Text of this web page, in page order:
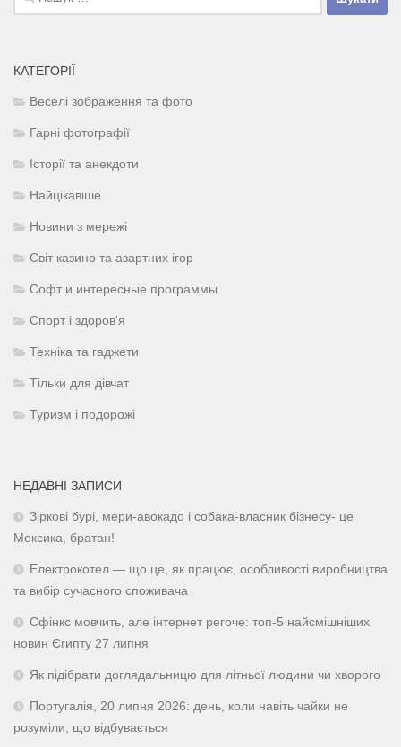
КАТЕГОРІЇ
Веселі зображення та фото
Гарні фотографії
Історії та анекдоти
Найцікавіше
Новини з мережі
Світ казино та азартних ігор
Софт и интересные программы
Спорт і здоров'я
Техніка та гаджети
Тільки для дівчат
Туризм і подорожі
НЕДАВНІ ЗАПИСИ
Зіркові бурі, мери-авокадо і собака-власник бізнесу- це
Мексика, братан!
Електрокотел — що це, як працює, особливості виробництва
та вибір сучасного споживача
Сфінкс мовчить, але інтернет регоче: топ-5 найсмішніших
новин Єгипту 27 липня
Як підібрати доглядальницю для літньої людини чи хворого
Португалія, 20 липня 2026: день, коли навіть чайки не
розуміли, що відбувається